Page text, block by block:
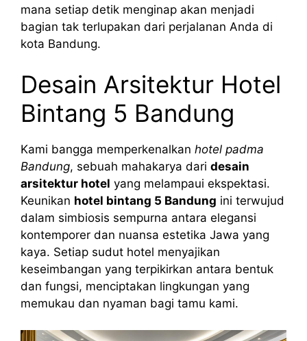
mana setiap detik menginap akan menjadi
bagian tak terlupakan dari perjalanan Anda di
kota Bandung.
Desain Arsitektur Hotel
Bintang 5 Bandung
Kami bangga memperkenalkan hotel padma
Bandung, sebuah mahakarya dari desain
arsitektur hotel yang melampaui ekspektasi.
Keunikan hotel bintang 5 Bandung ini terwujud
dalam simbiosis sempurna antara elegansi
kontemporer dan nuansa estetika Jawa yang
kaya. Setiap sudut hotel menyajikan
keseimbangan yang terpikirkan antara bentuk
dan fungsi, menciptakan lingkungan yang
memukau dan nyaman bagi tamu kami.